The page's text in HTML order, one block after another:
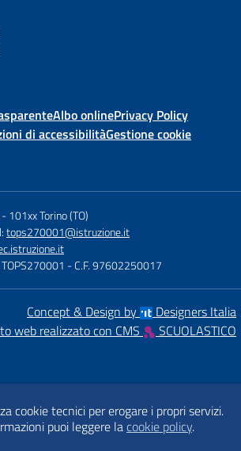
Albo onlinePrivacy Policy
di accessibilitàGestione cookie
-101xx Torino (TO)
tops270001@istruzione.it
- C.F. 97602250017
Concept & Design by
Designers Italia
web realizzato con CMS
SCUOLASTICO
cookie tecnici per erogare i propri servizi.
puoi leggere la cookie policy.